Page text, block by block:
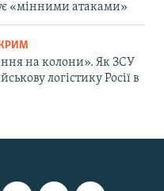
«мінними атаками»
на колони». Як ЗСУ
логістику Росії в